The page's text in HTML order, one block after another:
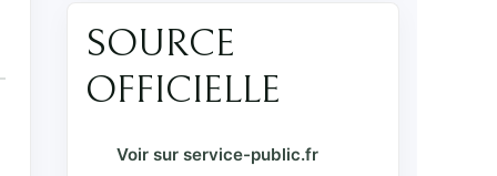
SOURCE
OFFICIELLE
Voir sur service-public.fr